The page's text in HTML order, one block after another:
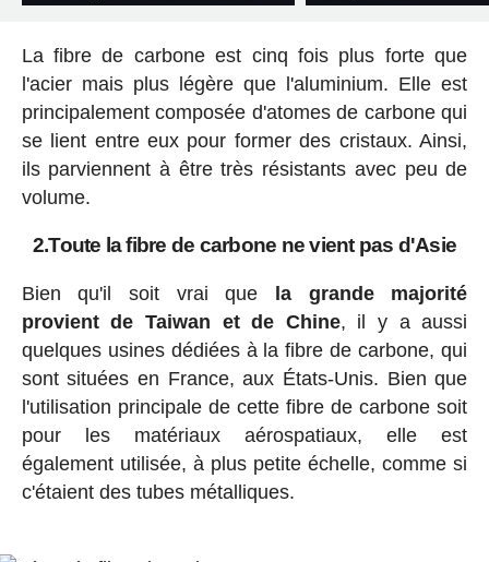
La fibre de carbone est cinq fois plus forte que
l'acier mais plus légère que l'aluminium. Elle est
principalement composée d'atomes de carbone qui
se lient entre eux pour former des cristaux. Ainsi,
ils parviennent à être très résistants avec peu de
volume.
2.Toute la fibre de carbone ne vient pas d'Asie
Bien qu'il soit vrai que la grande majorité
provient de Taiwan et de Chine, il y a aussi
quelques usines dédiées à la fibre de carbone, qui
sont situées en France, aux États-Unis. Bien que
l'utilisation principale de cette fibre de carbone soit
pour les matériaux aérospatiaux, elle est
également utilisée, à plus petite échelle, comme si
c'étaient des tubes métalliques.